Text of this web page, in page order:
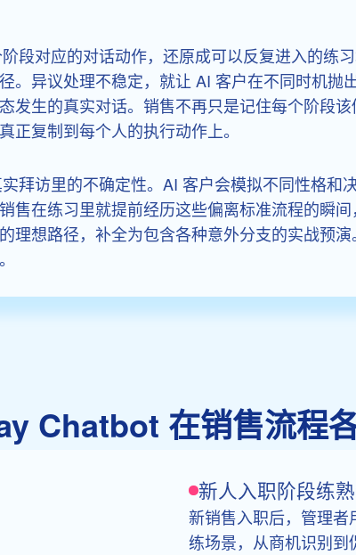
段对应的对话动作，还原成可以反复进入的练
。异议处理不稳定，就让 AI 客户在不同时机抛
发生的真实对话。销售不再只是记住每个阶段
正复制到每个人的执行动作上。
拜访里的不确定性。AI 客户会模拟不同性格和
售在练习里就提前经历这些偏离标准流程的瞬
理想路径，补全为包含各种意外分支的实战预
Chatbot 在销售流程
新人入职阶段练
新销售入职后，管理
练场景，从商机识别